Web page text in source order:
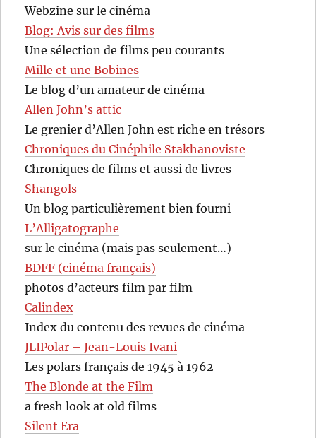
Webzine sur le cinéma
Blog: Avis sur des films
Une sélection de films peu courants
Mille et une Bobines
Le blog d’un amateur de cinéma
Allen John’s attic
Le grenier d’Allen John est riche en trésors
Chroniques du Cinéphile Stakhanoviste
Chroniques de films et aussi de livres
Shangols
Un blog particulièrement bien fourni
L’Alligatographe
sur le cinéma (mais pas seulement…)
BDFF (cinéma français)
photos d’acteurs film par film
Calindex
Index du contenu des revues de cinéma
JLIPolar – Jean-Louis Ivani
Les polars français de 1945 à 1962
The Blonde at the Film
a fresh look at old films
Silent Era